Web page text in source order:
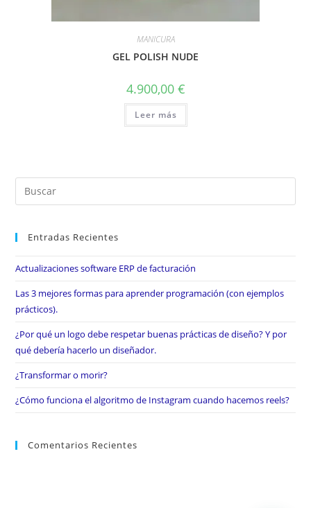
MANICURA
GEL POLISH NUDE
4.900,00 €
Leer más
Entradas Recientes
Actualizaciones software ERP de facturación
Las 3 mejores formas para aprender programación (con ejemplos
prácticos).
¿Por qué un logo debe respetar buenas prácticas de diseño? Y por
qué debería hacerlo un diseñador.
¿Transformar o morir?
¿Cómo funciona el algoritmo de Instagram cuando hacemos reels?
Comentarios Recientes